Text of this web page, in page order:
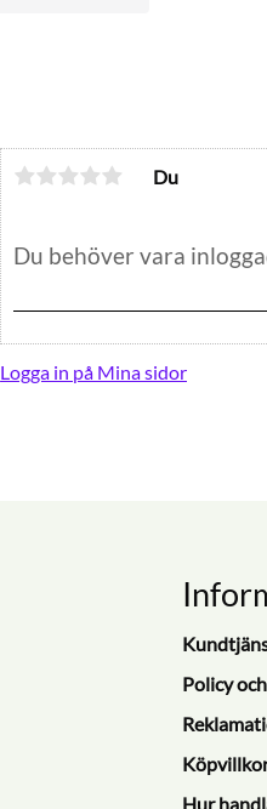
Du
Logga in på Mina sidor
Policy
Hur